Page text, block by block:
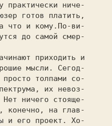
ниче-
готов платить,
что и кому.По-ви-
до самой смер-
приходить и
мысли. Сегод-
толпами со-
их невоз-
Нет ничего стояще-
конечно, на глав-
и его проект. Хо-